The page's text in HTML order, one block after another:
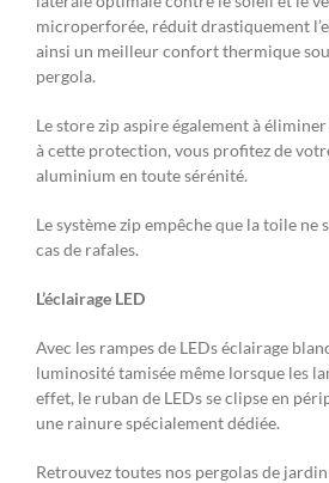
microperforée, réduit drastiquement
ainsi un meilleur confort thermique
pergola.
Le store zip aspire également à
à cette protection, vous profitez de
aluminium en toute sérénité.
Le système zip empêche que la toile ne
cas de rafales.
L’éclairage LED
Avec les rampes de LEDs éclairage
luminosité tamisée même lorsque les
effet, le ruban de LEDs se clipse en
une rainure spécialement dédiée.
Retrouvez toutes nos pergolas de